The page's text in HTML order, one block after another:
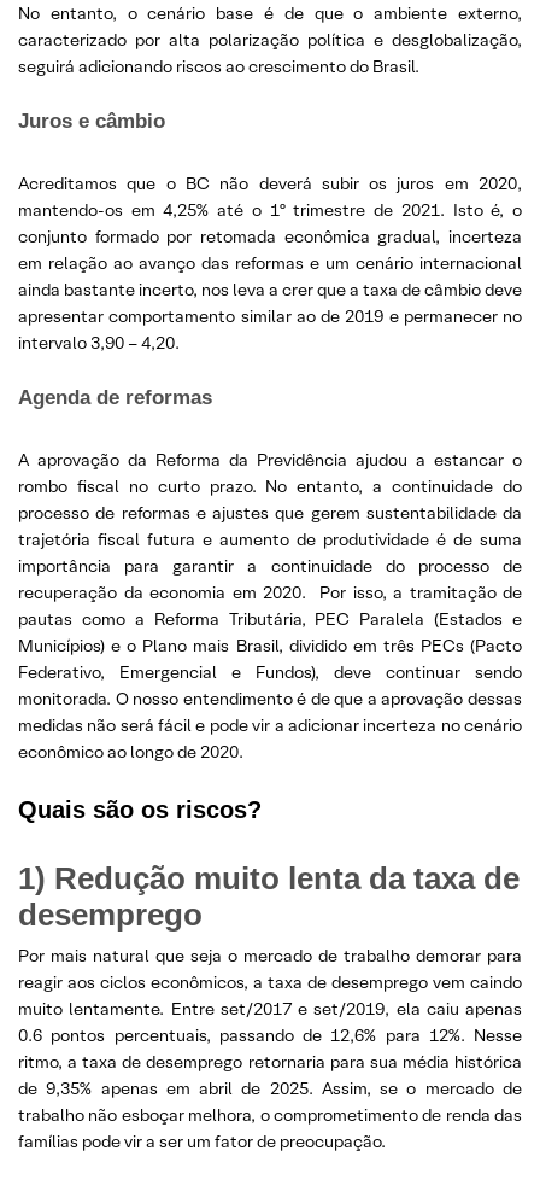
No entanto, o cenário base é de que o ambiente externo,
caracterizado por alta polarização política e desglobalização,
seguirá adicionando riscos ao crescimento do Brasil.
Juros e câmbio
Acreditamos que o BC não deverá subir os juros em 2020,
mantendo-os em 4,25% até o 1º trimestre de 2021. Isto é, o
conjunto formado por retomada econômica gradual, incerteza
em relação ao avanço das reformas e um cenário internacional
ainda bastante incerto, nos leva a crer que a taxa de câmbio deve
apresentar comportamento similar ao de 2019 e permanecer no
intervalo 3,90 – 4,20.
Agenda de reformas
A aprovação da Reforma da Previdência ajudou a estancar o
rombo fiscal no curto prazo. No entanto, a continuidade do
processo de reformas e ajustes que gerem sustentabilidade da
trajetória fiscal futura e aumento de produtividade é de suma
importância para garantir a continuidade do processo de
recuperação da economia em 2020. Por isso, a tramitação de
pautas como a Reforma Tributária, PEC Paralela (Estados e
Municípios) e o Plano mais Brasil, dividido em três PECs (Pacto
Federativo, Emergencial e Fundos), deve continuar sendo
monitorada. O nosso entendimento é de que a aprovação dessas
medidas não será fácil e pode vir a adicionar incerteza no cenário
econômico ao longo de 2020.
Quais são os riscos?
1) Redução muito lenta da taxa de
desemprego
Por mais natural que seja o mercado de trabalho demorar para
reagir aos ciclos econômicos, a taxa de desemprego vem caindo
muito lentamente. Entre set/2017 e set/2019, ela caiu apenas
0.6 pontos percentuais, passando de 12,6% para 12%. Nesse
ritmo, a taxa de desemprego retornaria para sua média histórica
de 9,35% apenas em abril de 2025. Assim, se o mercado de
trabalho não esboçar melhora, o comprometimento de renda das
famílias pode vir a ser um fator de preocupação.